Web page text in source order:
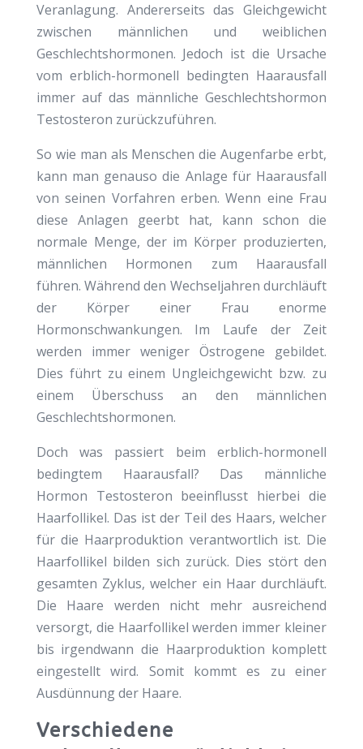
Veranlagung. Andererseits das Gleichgewicht
zwischen männlichen und weiblichen
Geschlechtshormonen. Jedoch ist die Ursache
vom erblich-hormonell bedingten Haarausfall
immer auf das männliche Geschlechtshormon
Testosteron zurückzuführen.
So wie man als Menschen die Augenfarbe erbt,
kann man genauso die Anlage für Haarausfall
von seinen Vorfahren erben. Wenn eine Frau
diese Anlagen geerbt hat, kann schon die
normale Menge, der im Körper produzierten,
männlichen Hormonen zum Haarausfall
führen. Während den Wechseljahren durchläuft
der Körper einer Frau enorme
Hormonschwankungen. Im Laufe der Zeit
werden immer weniger Östrogene gebildet.
Dies führt zu einem Ungleichgewicht bzw. zu
einem Überschuss an den männlichen
Geschlechtshormonen.
Doch was passiert beim erblich-hormonell
bedingtem Haarausfall? Das männliche
Hormon Testosteron beeinflusst hierbei die
Haarfollikel. Das ist der Teil des Haars, welcher
für die Haarproduktion verantwortlich ist. Die
Haarfollikel bilden sich zurück. Dies stört den
gesamten Zyklus, welcher ein Haar durchläuft.
Die Haare werden nicht mehr ausreichend
versorgt, die Haarfollikel werden immer kleiner
bis irgendwann die Haarproduktion komplett
eingestellt wird. Somit kommt es zu einer
Ausdünnung der Haare.
Verschiedene